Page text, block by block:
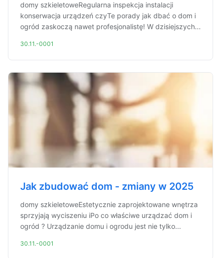
domy szkieletoweRegularna inspekcja instalacji
konserwacja urządzeń czyTe porady jak dbać o dom i
ogród zaskoczą nawet profesjonalistę! W dzisiejszych...
30.11.-0001
Jak zbudować dom - zmiany w 2025
domy szkieletoweEstetycznie zaprojektowane wnętrza
sprzyjają wyciszeniu iPo co właściwe urządzać dom i
ogród ? Urządzanie domu i ogrodu jest nie tylko...
30.11.-0001